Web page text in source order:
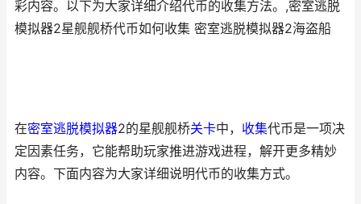
彩内容。以下为大家详细介绍代币的收集方法。,密室逃脱
模拟器2星舰舰桥代币如何收集 密室逃脱模拟器2海盗船
在密室逃脱模拟器2的星舰舰桥关卡中， 收集代币是一项决
定因素任务，它能帮助玩家推进游戏进程，解开更多精妙
内容。下面内容为大家详细说明代币的收集方式。